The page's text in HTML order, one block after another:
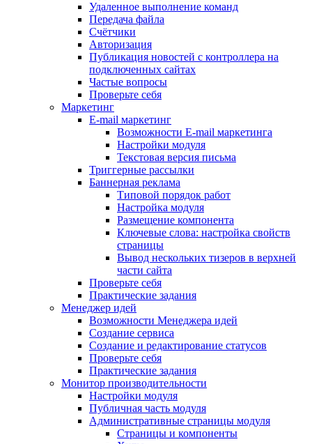
Удаленное выполнение команд
Передача файла
Счётчики
Авторизация
Публикация новостей с контроллера на
подключенных сайтах
Частые вопросы
Проверьте себя
Маркетинг
E-mail маркетинг
Возможности E-mail маркетинга
Настройки модуля
Текстовая версия письма
Триггерные рассылки
Баннерная реклама
Типовой порядок работ
Настройка модуля
Размещение компонента
Ключевые слова: настройка свойств
страницы
Вывод нескольких тизеров в верхней
части сайта
Проверьте себя
Практические задания
Менеджер идей
Возможности Менеджера идей
Создание сервиса
Создание и редактирование статусов
Проверьте себя
Практические задания
Монитор производительности
Настройки модуля
Публичная часть модуля
Административные страницы модуля
Страницы и компоненты